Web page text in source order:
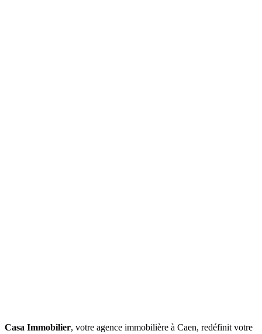
Casa Immobilier, votre agence immobilière à Caen, redéfinit votre